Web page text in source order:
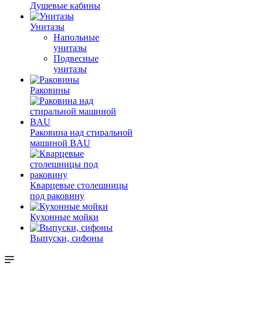
Душевые кабины
Унитазы
Напольные
унитазы
Подвесные
унитазы
Раковины
Раковина над стиральной
машиной BAU
Кварцевые столешницы
под раковину
Кухонные мойки
Выпуски, сифоны